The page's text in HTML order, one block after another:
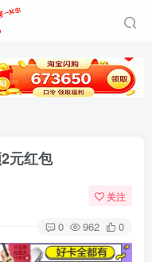
元红包
关注
0 962 0